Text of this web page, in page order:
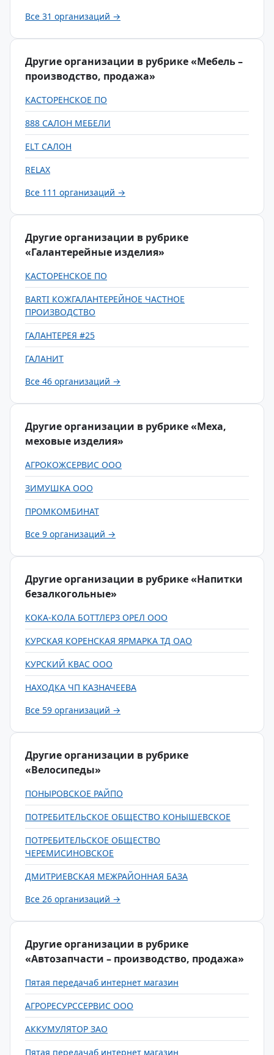
Все 31 организаций →
Другие организации в рубрике «Мебель –
производство, продажа»
КАСТОРЕНСКОЕ ПО
888 САЛОН МЕБЕЛИ
ELT САЛОН
RELAX
Все 111 организаций →
Другие организации в рубрике
«Галантерейные изделия»
КАСТОРЕНСКОЕ ПО
BARTI КОЖГАЛАНТЕРЕЙНОЕ ЧАСТНОЕ
ПРОИЗВОДСТВО
ГАЛАНТЕРЕЯ #25
ГАЛАНИТ
Все 46 организаций →
Другие организации в рубрике «Меха,
меховые изделия»
АГРОКОЖСЕРВИС ООО
ЗИМУШКА ООО
ПРОМКОМБИНАТ
Все 9 организаций →
Другие организации в рубрике «Напитки
безалкогольные»
КОКА-КОЛА БОТТЛЕРЗ ОРЕЛ ООО
КУРСКАЯ КОРЕНСКАЯ ЯРМАРКА ТД ОАО
КУРСКИЙ КВАС ООО
НАХОДКА ЧП КАЗНАЧЕЕВА
Все 59 организаций →
Другие организации в рубрике
«Велосипеды»
ПОНЫРОВСКОЕ РАЙПО
ПОТРЕБИТЕЛЬСКОЕ ОБЩЕСТВО КОНЫШЕВСКОЕ
ПОТРЕБИТЕЛЬСКОЕ ОБЩЕСТВО
ЧЕРЕМИСИНОВСКОЕ
ДМИТРИЕВСКАЯ МЕЖРАЙОННАЯ БАЗА
Все 26 организаций →
Другие организации в рубрике
«Автозапчасти – производство, продажа»
Пятая передачаб интернет магазин
АГРОРЕСУРССЕРВИС ООО
АККУМУЛЯТОР ЗАО
Пятая передачаб интернет магазин